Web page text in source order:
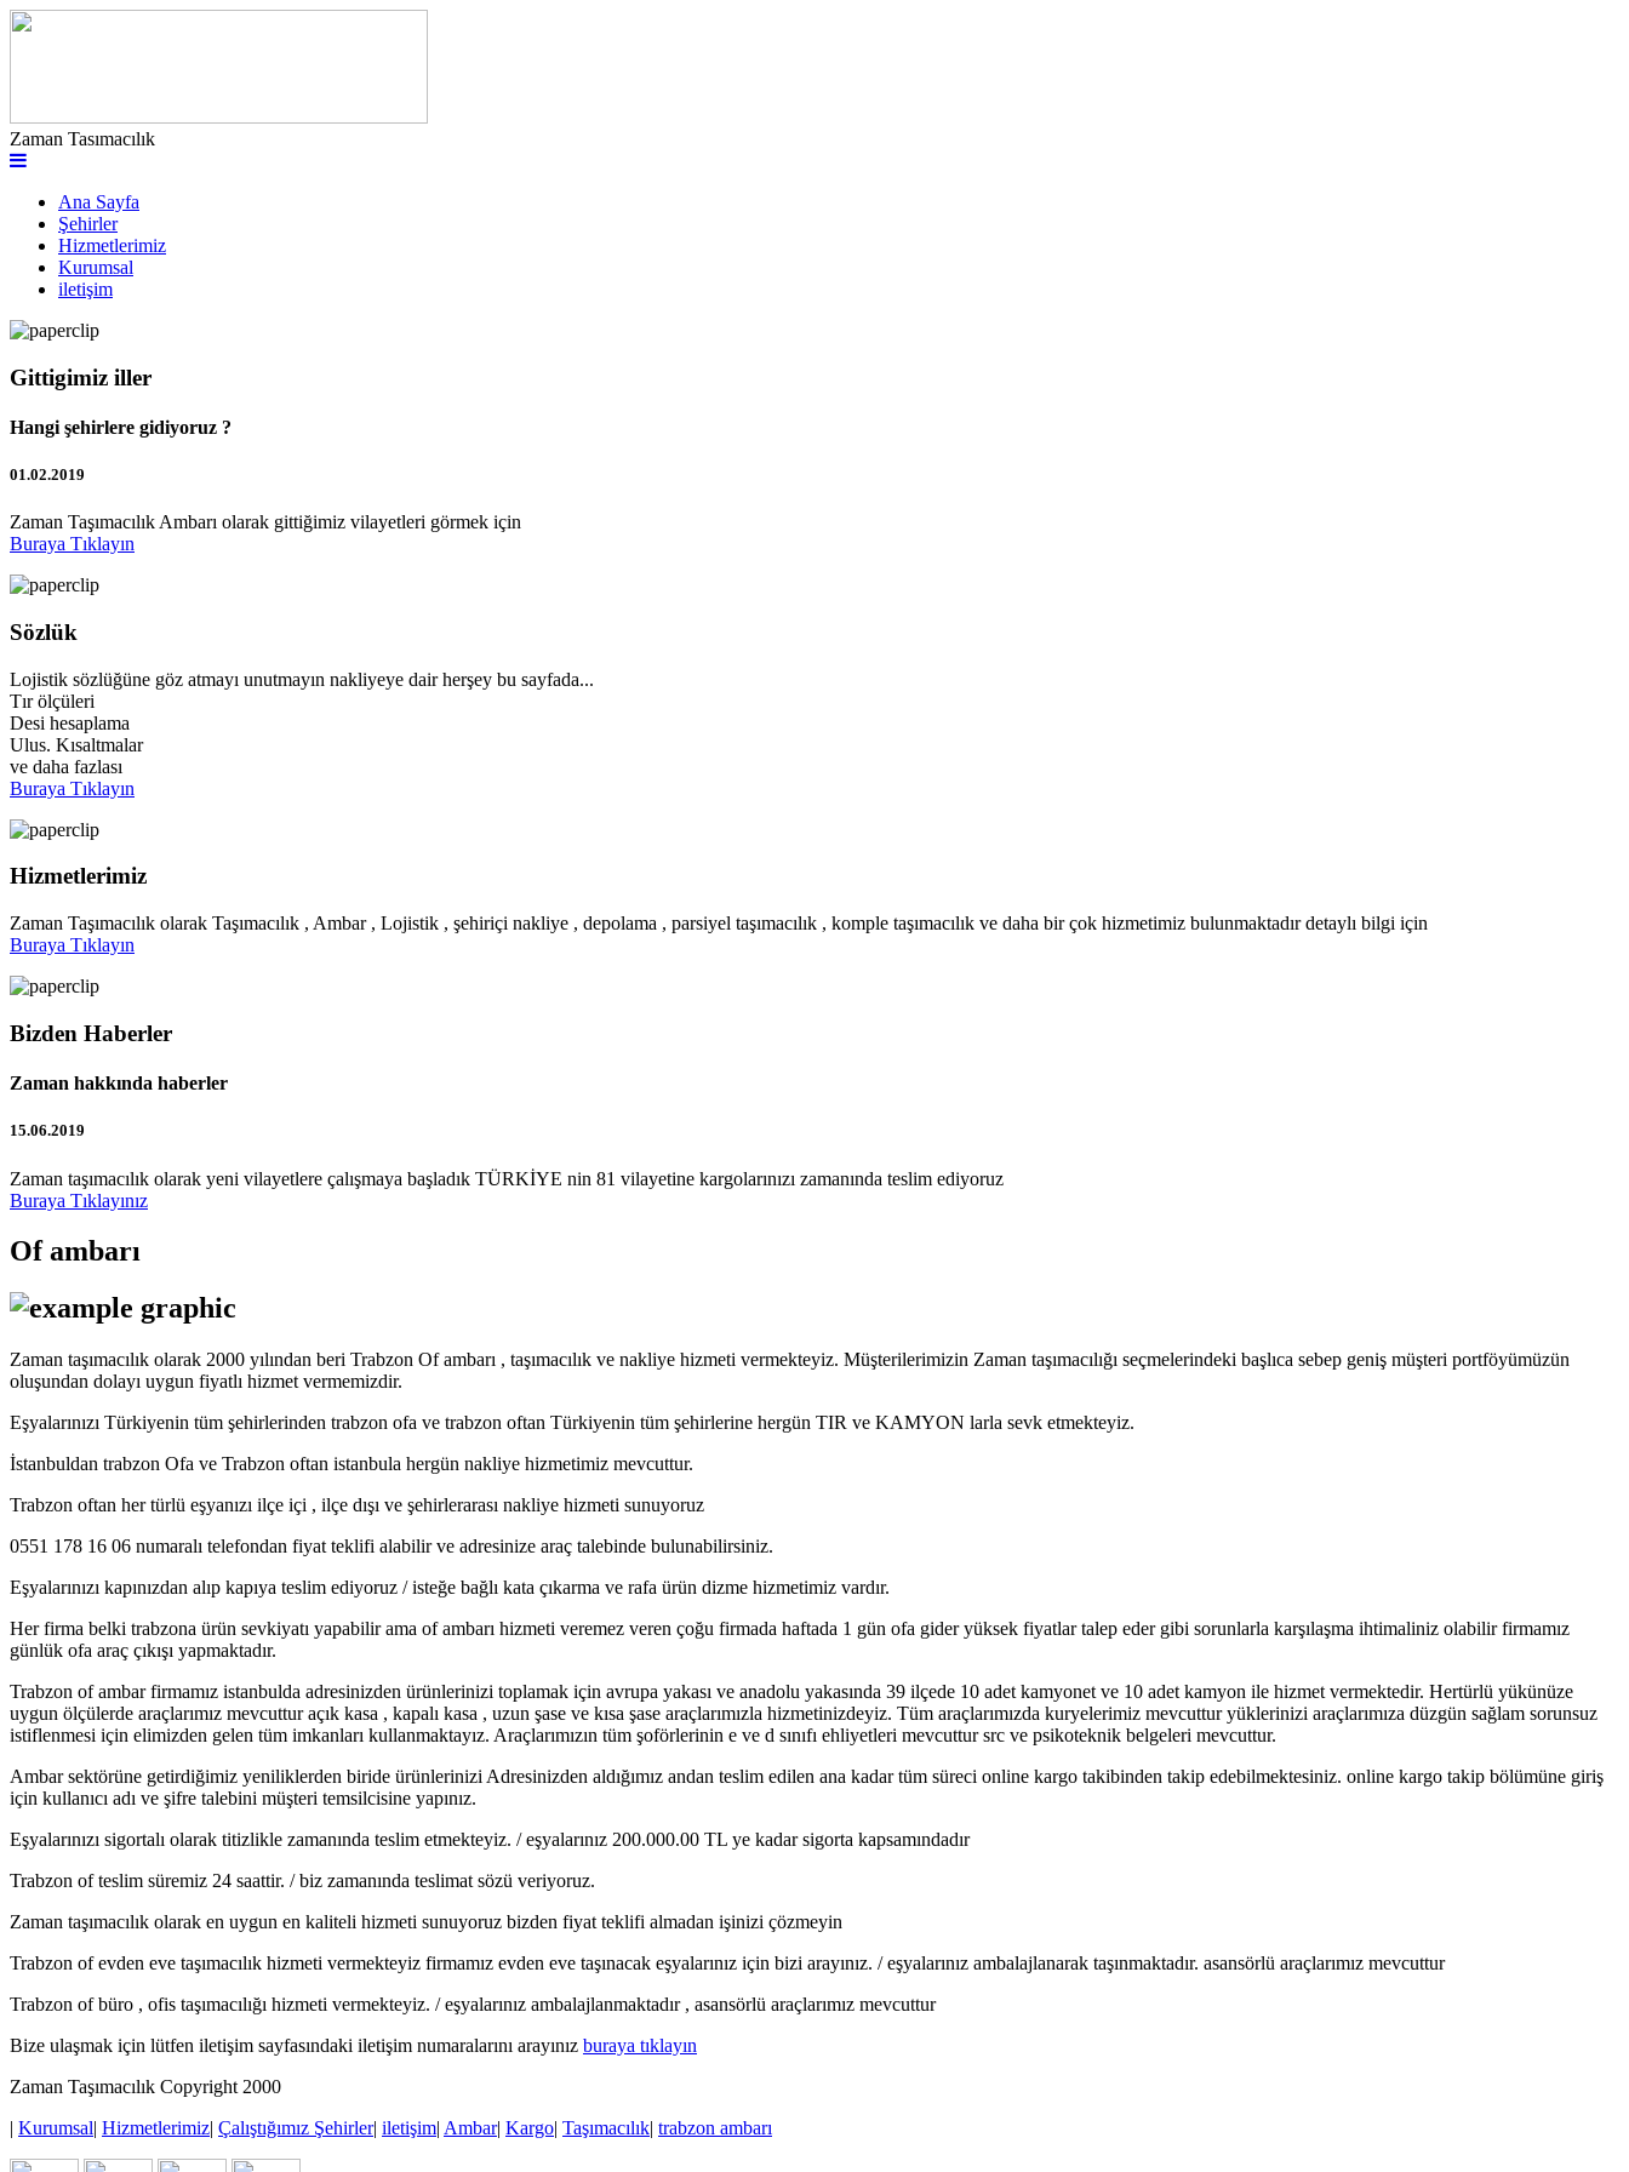
Zaman Tasımacılık
Ana Sayfa
Şehirler
Hizmetlerimiz
Kurumsal
iletişim
Gittigimiz iller
Hangi şehirlere gidiyoruz ?
01.02.2019
Zaman Taşımacılık Ambarı olarak gittiğimiz vilayetleri görmek için
Buraya Tıklayın
Sözlük
Lojistik sözlüğüne göz atmayı unutmayın nakliyeye dair herşey bu sayfada...
Tır ölçüleri
Desi hesaplama
Ulus. Kısaltmalar
ve daha fazlası
Buraya Tıklayın
Hizmetlerimiz
Zaman Taşımacılık olarak Taşımacılık , Ambar , Lojistik , şehiriçi nakliye , depolama , parsiyel taşımacılık , komple taşımacılık ve daha bir çok hizmetimiz bulunmaktadır detaylı bilgi için
Buraya Tıklayın
Bizden Haberler
Zaman hakkında haberler
15.06.2019
Zaman taşımacılık olarak yeni vilayetlere çalışmaya başladık TÜRKİYE nin 81 vilayetine kargolarınızı zamanında teslim ediyoruz
Buraya Tıklayınız
Of ambarı
Zaman taşımacılık olarak 2000 yılından beri Trabzon Of ambarı , taşımacılık ve nakliye hizmeti vermekteyiz. Müşterilerimizin Zaman taşımacılığı seçmelerindeki başlıca sebep geniş müşteri portföyümüzün
oluşundan dolayı uygun fiyatlı hizmet vermemizdir.
Eşyalarınızı Türkiyenin tüm şehirlerinden trabzon ofa ve trabzon oftan Türkiyenin tüm şehirlerine hergün TIR ve KAMYON larla sevk etmekteyiz.
İstanbuldan trabzon Ofa ve Trabzon oftan istanbula hergün nakliye hizmetimiz mevcuttur.
Trabzon oftan her türlü eşyanızı ilçe içi , ilçe dışı ve şehirlerarası nakliye hizmeti sunuyoruz
0551 178 16 06 numaralı telefondan fiyat teklifi alabilir ve adresinize araç talebinde bulunabilirsiniz.
Eşyalarınızı kapınızdan alıp kapıya teslim ediyoruz / isteğe bağlı kata çıkarma ve rafa ürün dizme hizmetimiz vardır.
Her firma belki trabzona ürün sevkiyatı yapabilir ama of ambarı hizmeti veremez veren çoğu firmada haftada 1 gün ofa gider yüksek fiyatlar talep eder gibi sorunlarla karşılaşma ihtimaliniz olabilir firmamız
günlük ofa araç çıkışı yapmaktadır.
Trabzon of ambar firmamız istanbulda adresinizden ürünlerinizi toplamak için avrupa yakası ve anadolu yakasında 39 ilçede 10 adet kamyonet ve 10 adet kamyon ile hizmet vermektedir. Hertürlü yükünüze
uygun ölçülerde araçlarımız mevcuttur açık kasa , kapalı kasa , uzun şase ve kısa şase araçlarımızla hizmetinizdeyiz. Tüm araçlarımızda kuryelerimiz mevcuttur yüklerinizi araçlarımıza düzgün sağlam sorunsuz
istiflenmesi için elimizden gelen tüm imkanları kullanmaktayız. Araçlarımızın tüm şoförlerinin e ve d sınıfı ehliyetleri mevcuttur src ve psikoteknik belgeleri mevcuttur.
Ambar sektörüne getirdiğimiz yeniliklerden biride ürünlerinizi Adresinizden aldığımız andan teslim edilen ana kadar tüm süreci online kargo takibinden takip edebilmektesiniz. online kargo takip bölümüne giriş
için kullanıcı adı ve şifre talebini müşteri temsilcisine yapınız.
Eşyalarınızı sigortalı olarak titizlikle zamanında teslim etmekteyiz. / eşyalarınız 200.000.00 TL ye kadar sigorta kapsamındadır
Trabzon of teslim süremiz 24 saattir. / biz zamanında teslimat sözü veriyoruz.
Zaman taşımacılık olarak en uygun en kaliteli hizmeti sunuyoruz bizden fiyat teklifi almadan işinizi çözmeyin
Trabzon of evden eve taşımacılık hizmeti vermekteyiz firmamız evden eve taşınacak eşyalarınız için bizi arayınız. / eşyalarınız ambalajlanarak taşınmaktadır. asansörlü araçlarımız mevcuttur
Trabzon of büro , ofis taşımacılığı hizmeti vermekteyiz. / eşyalarınız ambalajlanmaktadır , asansörlü araçlarımız mevcuttur
Bize ulaşmak için lütfen iletişim sayfasındaki iletişim numaralarını arayınız buraya tıklayın
Zaman Taşımacılık Copyright 2000
| Kurumsal| Hizmetlerimiz| Çalıştığımız Şehirler| iletişim| Ambar| Kargo| Taşımacılık| trabzon ambarı